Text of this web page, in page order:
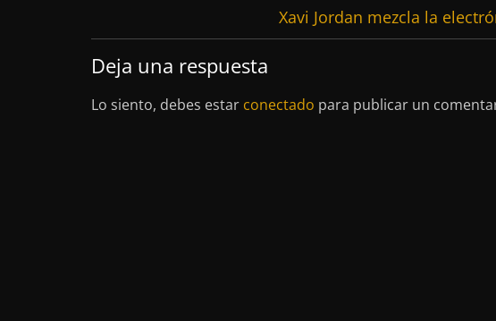
Xavi Jordan mezcla la
Deja una respuesta
Lo siento, debes estar conectado para publicar un